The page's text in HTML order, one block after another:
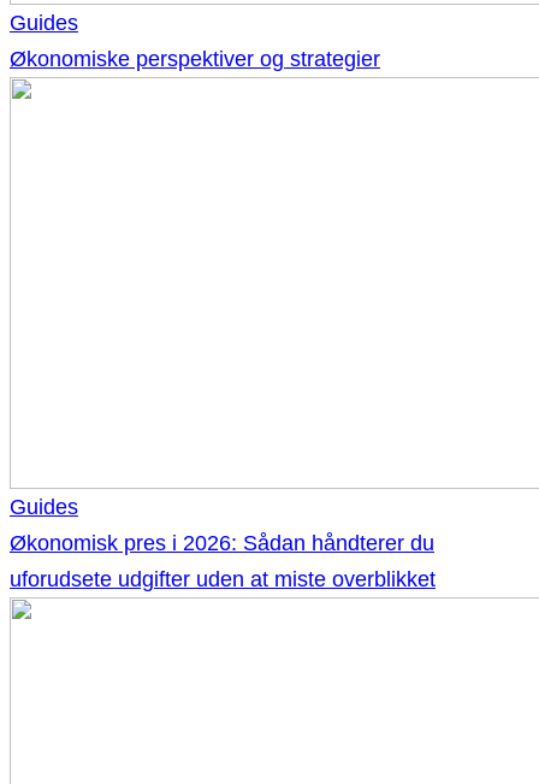
Guides
Økonomiske perspektiver og strategier
Guides
Økonomisk pres i 2026: Sådan håndterer du
uforudsete udgifter uden at miste overblikket